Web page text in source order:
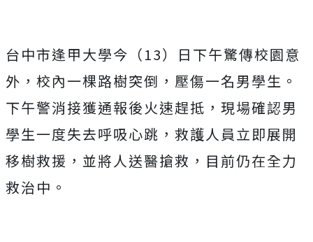
台中市逢甲大學今（13）日下午驚傳校園意
外，校內一棵路樹突倒，壓傷一名男學生。
下午警消接獲通報後火速趕抵，現場確認男
學生一度失去呼吸心跳，救護人員立即展開
移樹救援，並將人送醫搶救，目前仍在全力
救治中。